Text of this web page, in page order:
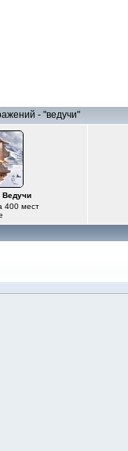
- "ведучи"
Ведучи
400 мест